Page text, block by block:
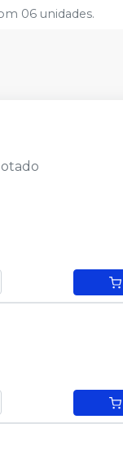
06 unidades.